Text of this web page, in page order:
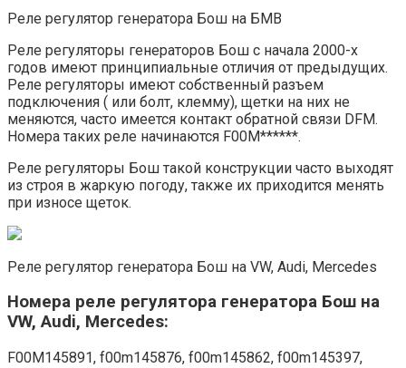
Реле регулятор генератора Бош на БМВ
Реле регуляторы генераторов Бош с начала 2000-х
годов имеют принципиальные отличия от предыдущих.
Реле регуляторы имеют собственный разъем
подключения ( или болт, клемму), щетки на них не
меняются, часто имеется контакт обратной связи DFM.
Номера таких реле начинаются F00M******.
Реле регуляторы Бош такой конструкции часто выходят
из строя в жаркую погоду, также их приходится менять
при износе щеток.
Реле регулятор генератора Бош на VW, Audi, Mercedes
Номера реле регулятора генератора Бош на
VW, Audi, Mercedes:
F00M145891, f00m145876, f00m145862, f00m145397,